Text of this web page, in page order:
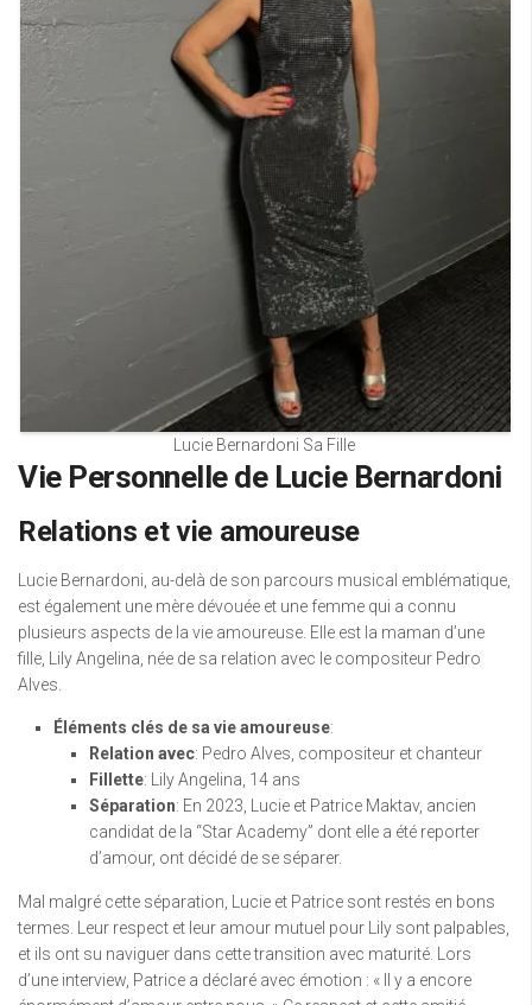
Lucie Bernardoni Sa Fille
Vie Personnelle de Lucie Bernardoni
Relations et vie amoureuse
Lucie Bernardoni, au-delà de son parcours musical emblématique,
est également une mère dévouée et une femme qui a connu
plusieurs aspects de la vie amoureuse. Elle est la maman d’une
fille, Lily Angelina, née de sa relation avec le compositeur Pedro
Alves.
Éléments clés de sa vie amoureuse:
Relation avec: Pedro Alves, compositeur et chanteur
Fillette: Lily Angelina, 14 ans
Séparation: En 2023, Lucie et Patrice Maktav, ancien
candidat de la “Star Academy” dont elle a été reporter
d’amour, ont décidé de se séparer.
Mal malgré cette séparation, Lucie et Patrice sont restés en bons
termes. Leur respect et leur amour mutuel pour Lily sont palpables,
et ils ont su naviguer dans cette transition avec maturité. Lors
d’une interview, Patrice a déclaré avec émotion : « Il y a encore